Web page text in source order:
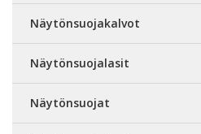
Näytönsuojakalvot
Näytönsuojalasit
Näytönsuojat